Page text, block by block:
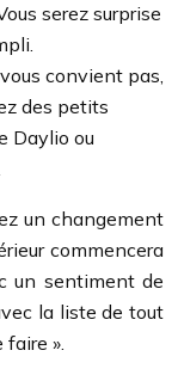
serez surprise
convient pas,
des petits
Daylio ou
un changement
commencera
un sentiment de
la liste de tout
faire ».